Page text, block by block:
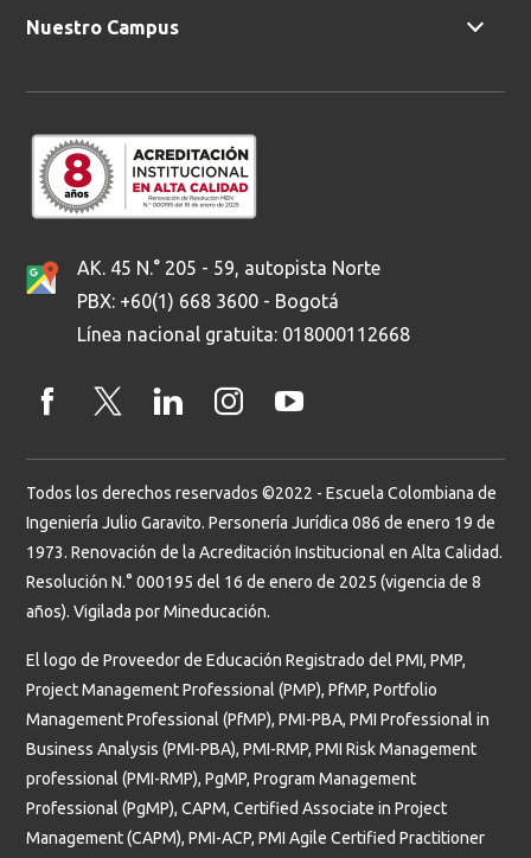
Nuestro Campus
AK. 45 N.° 205 - 59, autopista Norte
PBX: +60(1) 668 3600 - Bogotá
Línea nacional gratuita: 018000112668
Todos los derechos reservados ©2022 - Escuela Colombiana de
Ingeniería Julio Garavito. Personería Jurídica 086 de enero 19 de
1973. Renovación de la Acreditación Institucional en Alta Calidad.
Resolución N.° 000195 del 16 de enero de 2025 (vigencia de 8
años). Vigilada por Mineducación.
El logo de Proveedor de Educación Registrado del PMI, PMP,
Project Management Professional (PMP), PfMP, Portfolio
Management Professional (PfMP), PMI-PBA, PMI Professional in
Business Analysis (PMI-PBA), PMI-RMP, PMI Risk Management
professional (PMI-RMP), PgMP, Program Management
Professional (PgMP), CAPM, Certified Associate in Project
Management (CAPM), PMI-ACP, PMI Agile Certified Practitioner